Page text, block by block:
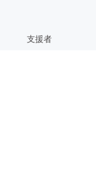
支援者